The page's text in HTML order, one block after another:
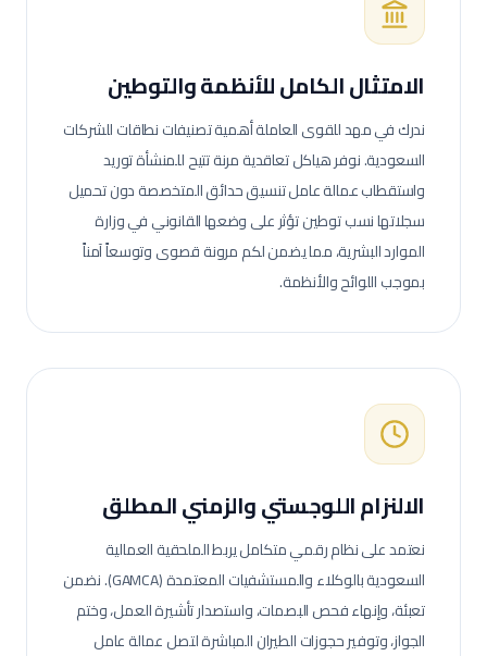
الامتثال الكامل للأنظمة والتوطين
ندرك في مهد للقوى العاملة أهمية تصنيفات نطاقات للشركات
السعودية. نوفر هياكل تعاقدية مرنة تتيح للمنشأة توريد
واستقطاب عمالةعامل تنسيق حدائقالمتخصصة دون تحميل
سجلاتها نسب توطين تؤثر على وضعها القانوني في وزارة
الموارد البشرية، مما يضمن لكم مرونة قصوى وتوسعاً آمناً
بموجب اللوائح والأنظمة.
الالنزام اللوجستي والزمني المطلق
نعتمد على نظام رقمي متكامل يربط الملحقية العمالية
السعودية بالوكلاء والمستشفيات المعتمدة (GAMCA). نضمن
تعبئة، وإنهاء فحص البصمات، واستصدار تأشيرة العمل، وختم
الجواز، وتوفير حجوزات الطيران المباشرة لتصل عمالةعامل